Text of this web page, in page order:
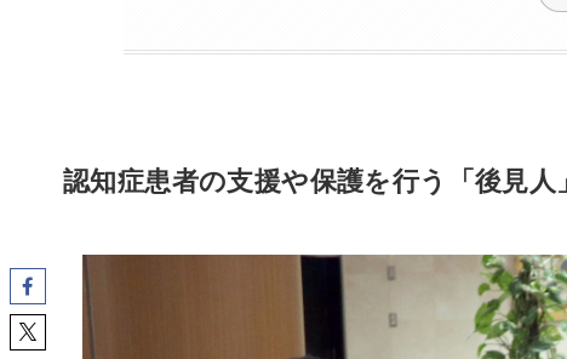
認知症患者の支援や保護を行う「後見人